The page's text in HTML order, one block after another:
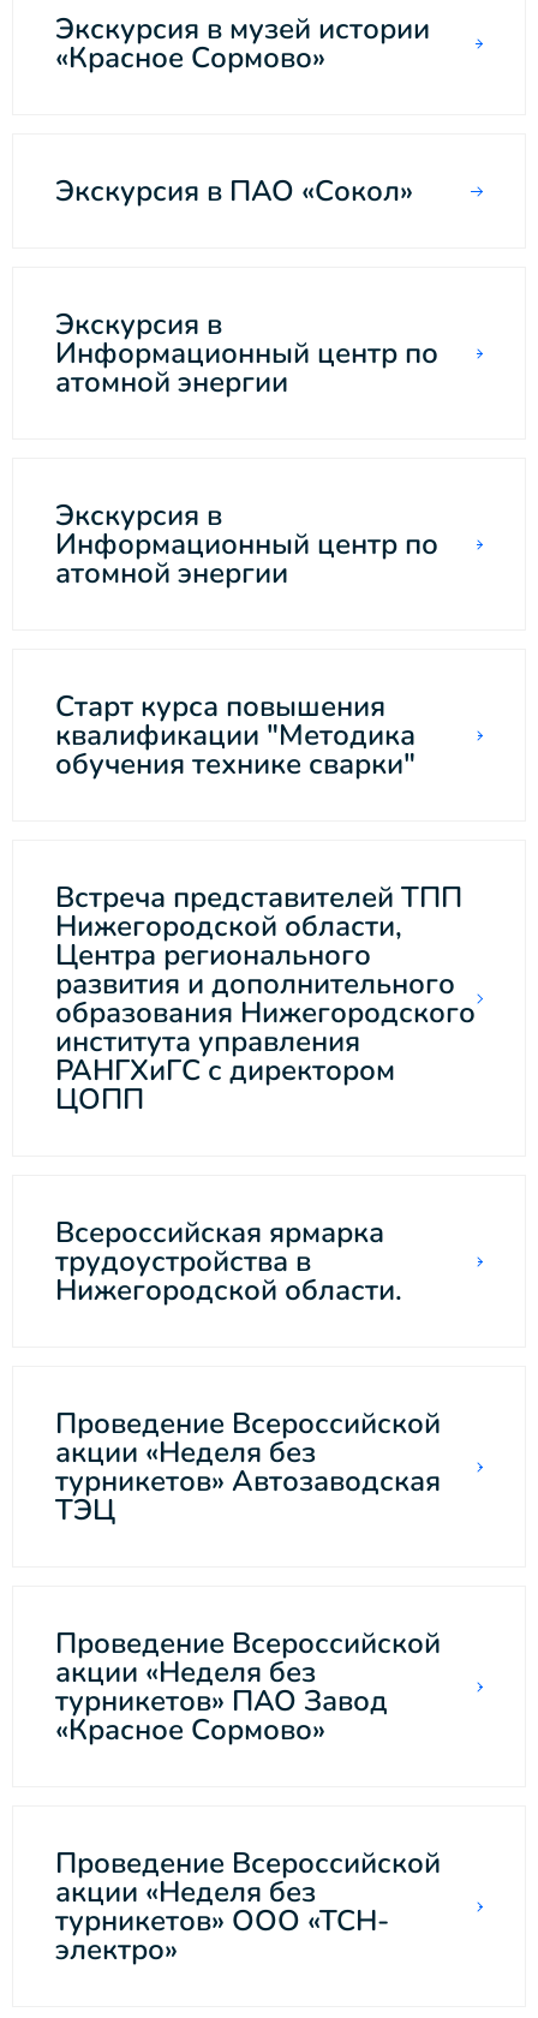
Экскурсия в музей истории
«Красное Сормово»
Экскурсия в ПАО «Сокол»
Экскурсия в
Информационный центр по
атомной энергии
Экскурсия в
Информационный центр по
атомной энергии
Старт курса повышения
квалификации "Методика
обучения технике сварки"
Встреча представителей ТПП
Нижегородской области,
Центра регионального
развития и дополнительного
образования Нижегородского
института управления
РАНГХиГС с директором
ЦОПП
Всероссийская ярмарка
трудоустройства в
Нижегородской области.
Проведение Всероссийской
акции «Неделя без
турникетов» Автозаводская
ТЭЦ
Проведение Всероссийской
акции «Неделя без
турникетов» ПАО Завод
«Красное Сормово»
Проведение Всероссийской
акции «Неделя без
турникетов» ООО «ТСН-
электро»